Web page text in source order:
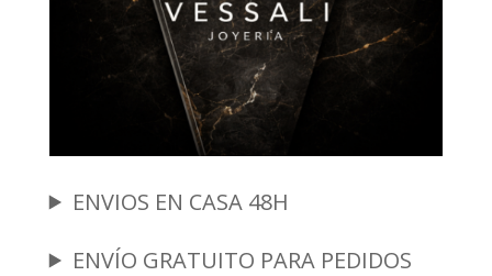
ENVIOS EN CASA 48H
ENVÍO GRATUITO PARA PEDIDOS